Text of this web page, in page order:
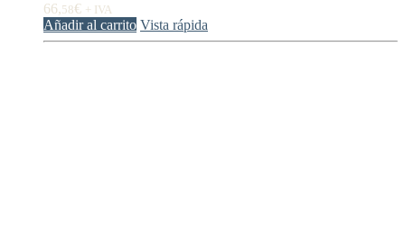
66,58€ + IVA
Añadir al carrito Vista rápida